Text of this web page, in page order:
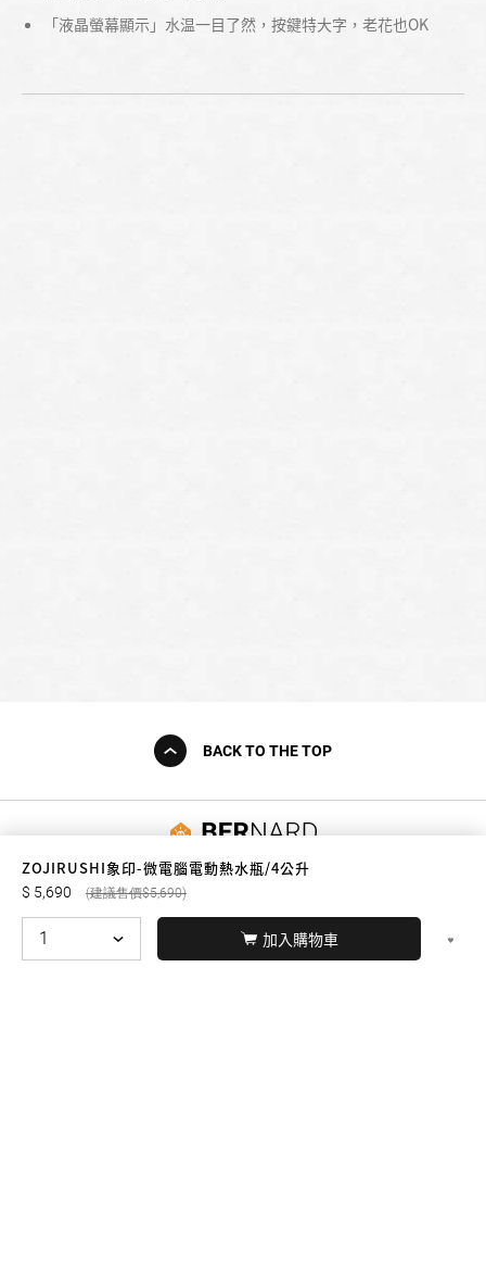
ZOJIRUSHI象印-微電腦電動熱水瓶/4公升
5,690 5,690
加入購物車
「液晶螢幕顯示」水温一目了然，按鍵特大字，老花也OK
BACK TO THE TOP
友誠購物
© BERNARD 2021 WEBDESIGN